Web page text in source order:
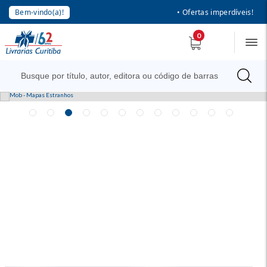
Bem-vindo(a)! • Ofertas imperdíveis!
0